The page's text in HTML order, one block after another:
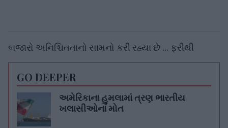
બજારો અનિશ્ચિતતાનો સામનો કરી રહ્યા છે ... ફરીથી
GO DEEPER
અમેરિકાના હુમલામાં ત્રણ ભારતીય
ખલાસીઓના મોત